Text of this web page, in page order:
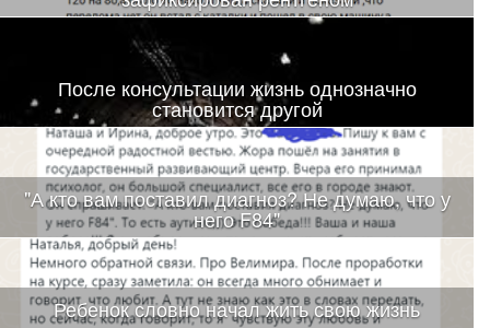
После консультации жизнь однозначно
становится другой
"А кто вам поставил диагноз? Не думаю, что у
него F84"
Ребенок словно начал жить свою жизнь